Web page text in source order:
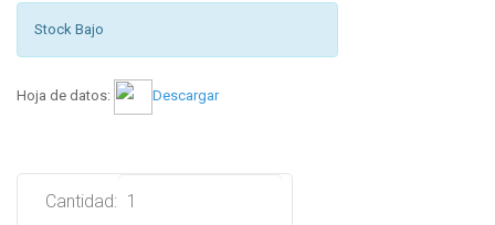
Stock Bajo
Hoja de datos: Descargar
Cantidad: